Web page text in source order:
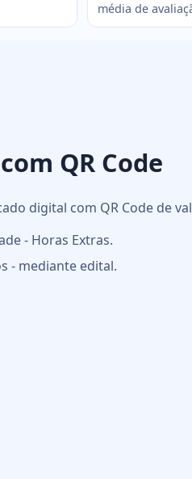
média de
QR Code
digital com QR Code de
- Horas Extras.
- mediante edital.